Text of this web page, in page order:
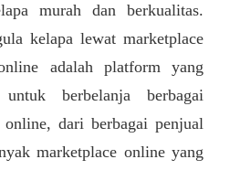
murah dan berkualitas.
kelapa lewat marketplace
adalah platform yang
berbelanja berbagai
online, dari berbagai penjual
marketplace online yang